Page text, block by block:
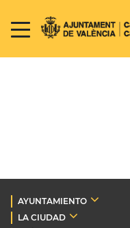
AYUNTAMIENTO
LA CIUDAD